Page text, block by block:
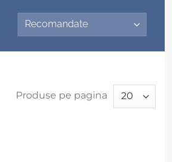
Produse pe pagina